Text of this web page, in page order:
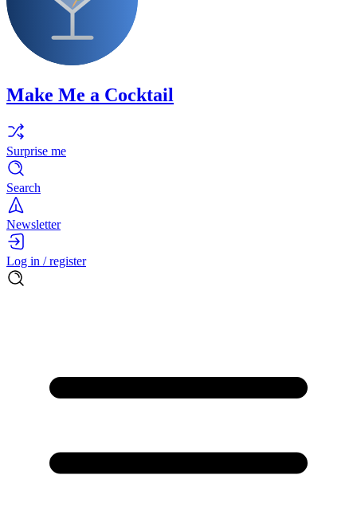
Make Me a Cocktail
Surprise me
Search
Newsletter
Log in / register